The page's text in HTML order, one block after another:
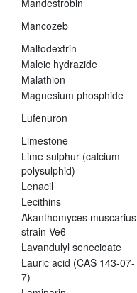
Mandestrobin
Mancozeb
Maltodextrin
Maleic hydrazide
Malathion
Magnesium phosphide
Lufenuron
Limestone
Lime sulphur (calcium
polysulphid)
Lenacil
Lecithins
Akanthomyces muscarius
strain Ve6
Lavandulyl senecioate
Lauric acid (CAS 143-07-
7)